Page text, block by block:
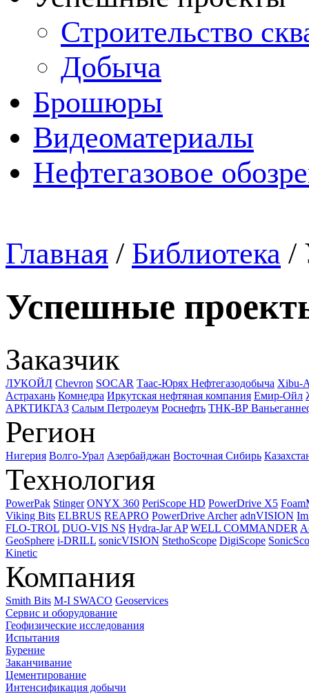
Строительство
Добыча
Брошюры
Видеоматериалы
Нефтегазовое
Главная / Библиотека /
Успешные
Заказчик
ЛУКОЙЛ Chevron SOCAR Таас-Юрях Нефтегазодобыча Xibu-
Астрахань Комнедра Иркутская нефтяная компания Емир-Ойл
АРКТИКГАЗ Салым Петролеум Роснефть ТНК-ВР
Регион
Нигерия Волго-Урал Азербайджан Восточная Сибирь
Технология
PowerPak Stinger ONYX 360 PeriScope HD PowerDrive X5
Viking Bits ELBRUS REAPRO PowerDrive Archer adnVISION
FLO-TROL DUO-VIS NS Hydra-Jar AP WELL COMMANDER
GeoSphere i-DRILL sonicVISION StethoScope DigiScope
Kinetic
Компания
Smith Bits M-I SWACO Geoservices
Сервис и оборудование
Геофизические исследования
Испытания
Бурение
Заканчивание
Цементирование
Интенсификация добычи